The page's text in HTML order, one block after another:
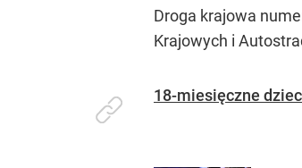
Droga krajowa
Krajowych i
18-miesięczne